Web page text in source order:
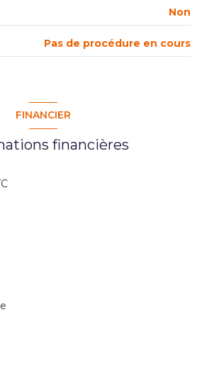
Non
Pas de procédure en cours
FINANCIER
financières